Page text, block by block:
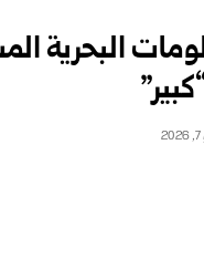
البحرية